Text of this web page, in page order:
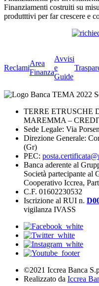
Finanziamenti costruiti su
produtttivi per far crescere e
Reclami
Area
Finanza
Avvisi
e
Guide
TERRE ETRUSCHE
MAREMMA –
Sede Legale: Via
Direzione Generale:
(Gr)
PEC:
Banca aderente al
Società partecipante al
Cooperativo Iccrea,
C.F. 01602230532
Iscrizione al RUI n.
vigilanza IVASS
©2021 Iccrea Banca
Realizzato da Iccrea